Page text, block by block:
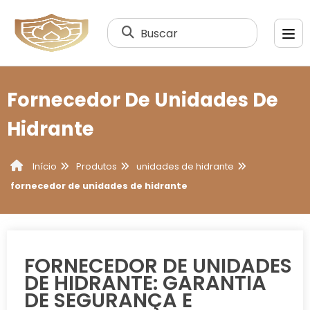
Buscar
Fornecedor De Unidades De
Hidrante
Início Produtos
unidades de hidrante
fornecedor de unidades de hidrante
FORNECEDOR DE UNIDADES
DE HIDRANTE: GARANTIA
DE SEGURANÇA E